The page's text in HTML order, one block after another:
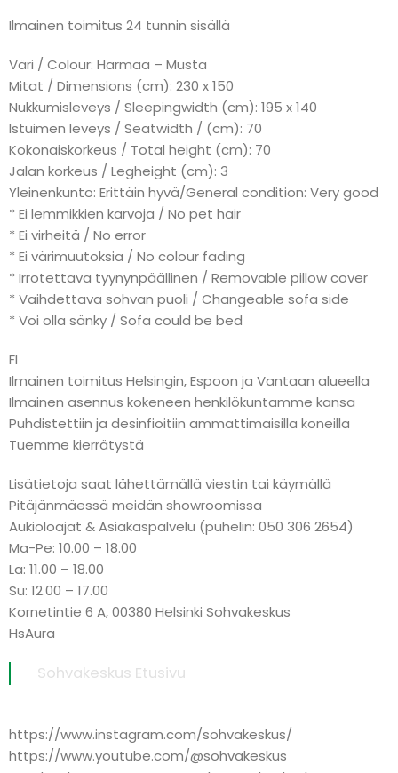
Ilmainen toimitus 24 tunnin sisällä
Väri / Colour: Harmaa – Musta
Mitat / Dimensions (cm): 230 x 150
Nukkumisleveys / Sleepingwidth (cm): 195 x 140
Istuimen leveys / Seatwidth / (cm): 70
Kokonaiskorkeus / Total height (cm): 70
Jalan korkeus / Legheight (cm): 3
Yleinenkunto: Erittäin hyvä/General condition: Very good
* Ei lemmikkien karvoja / No pet hair
* Ei virheitä / No error
* Ei värimuutoksia / No colour fading
* Irrotettava tyynynpäällinen / Removable pillow cover
* Vaihdettava sohvan puoli / Changeable sofa side
* Voi olla sänky / Sofa could be bed
FI
Ilmainen toimitus Helsingin, Espoon ja Vantaan alueella
Ilmainen asennus kokeneen henkilökuntamme kansa
Puhdistettiin ja desinfioitiin ammattimaisilla koneilla
Tuemme kierrätystä
Lisätietoja saat lähettämällä viestin tai käymällä
Pitäjänmäessä meidän showroomissa
Aukioloajat & Asiakaspalvelu (puhelin: 050 306 2654)
Ma-Pe: 10.00 – 18.00
La: 11.00 – 18.00
Su: 12.00 – 17.00
Kornetintie 6 A, 00380 Helsinki Sohvakeskus
HsAura
Sohvakeskus Etusivu
https://www.instagram.com/sohvakeskus/
https://www.youtube.com/@sohvakeskus